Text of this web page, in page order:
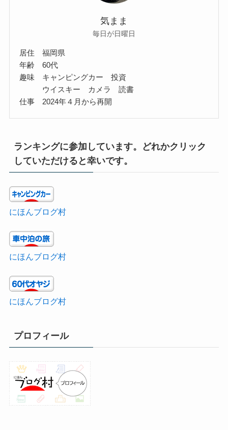
気まま
毎日が日曜日
居住 福岡県
年齢 60代
趣味 キャンピングカー 投資
ウイスキー カメラ 読書
仕事 2024年４月から再開
ランキングに参加しています。どれかクリック
していただけると幸いです。
にほんブログ村
にほんブログ村
にほんブログ村
プロフィール